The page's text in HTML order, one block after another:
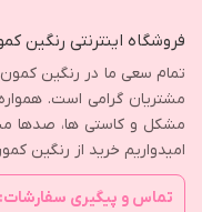
فروشگاه اینترنتی رنگین
تمام سعی ما در رنگین
مشتریان گرامی است.
مشکل و کاستی ها، صدها
امیدواریم خرید از رنگین
تماس و پیگیری سفارشات: ۶۲۷۳۶۴۳-۰۹۱۹